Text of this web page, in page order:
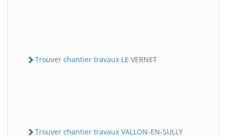
Trouver chantier travaux LE VERNET
Trouver chantier travaux VALLON-EN-SULLY